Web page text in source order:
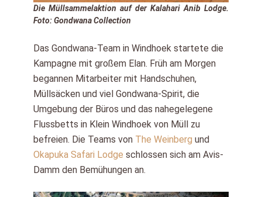
Die Müllsammelaktion auf der Kalahari Anib Lodge.
Foto: Gondwana Collection
Das Gondwana-Team in Windhoek startete die
Kampagne mit großem Elan. Früh am Morgen
begannen Mitarbeiter mit Handschuhen,
Müllsäcken und viel Gondwana-Spirit, die
Umgebung der Büros und das nahegelegene
Flussbetts in Klein Windhoek von Müll zu
befreien. Die Teams von The Weinberg und
Okapuka Safari Lodge schlossen sich am Avis-
Damm den Bemühungen an.